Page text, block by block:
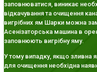
заповнюватися, виникає
відкачування та очищення
вигрібних ям Шарки можна
Асенізаторська машина в
заповнюють вигрібну яму.
У тому випадку, якщо зливна
для очищення необхідна